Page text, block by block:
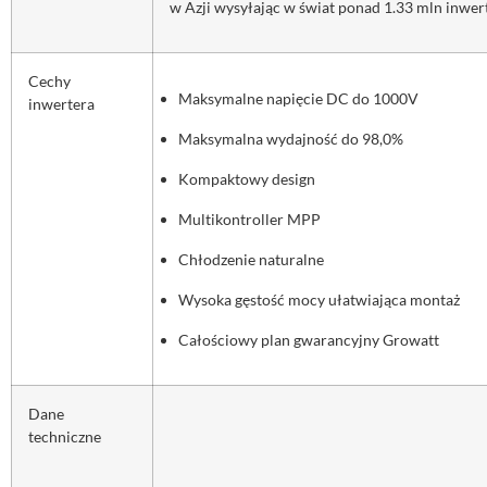
w Azji wysyłając w świat ponad 1.33 mln
Cechy
inwertera
Maksymalne napięcie DC do 1000V
Maksymalna wydajność do 98,0%
Kompaktowy design
Multikontroller MPP
Chłodzenie naturalne
Wysoka gęstość mocy ułatwiająca montaż
Całościowy plan gwarancyjny Growatt
Dane
techniczne